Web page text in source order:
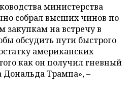
министерства
собрал высших чинов по
на встречу в
обсудить пути быстрого
американских
как он получил гневный
Дональда Трампа», –